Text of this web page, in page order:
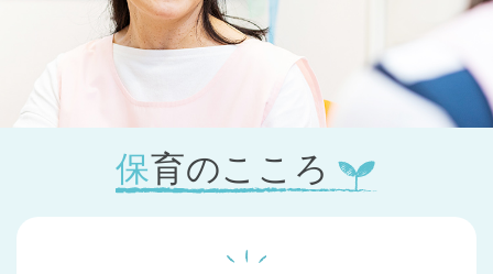
す
都道府県
から探す
東京都
保育のこころ